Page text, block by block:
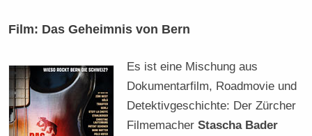
Film: Das Geheimnis von Bern
Es ist eine Mischung aus
Dokumentarfilm, Roadmovie und
Detektivgeschichte: Der Zürcher
FilmemacherStascha Bader